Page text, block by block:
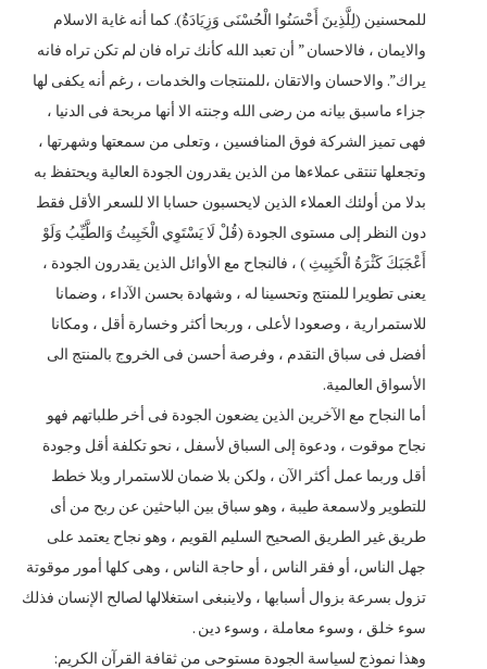
للمحسنين (لِلَّذِينَ أَحْسَنُوا الْحُسْنَى وَزِيَادَةٌ). كما أنه غاية الاسلام
والايمان ، فالاحسان ” أن تعبد الله كأنك تراه فان لم تكن تراه فانه
يراك”. والاحسان والاتقان ،للمنتجات والخدمات ، رغم أنه يكفى لها
جزاء ماسبق بيانه من رضى الله وجنته الا أنها مربحة فى الدنيا ،
فهى تميز الشركة فوق المنافسين ، وتعلى من سمعتها وشهرتها ،
وتجعلها تنتقى عملاءها من الذين يقدرون الجودة العالية ويحتفظ به
بدلا من أولئك العملاء الذين لايحسبون حسابا الا للسعر الأقل فقط
دون النظر إلى مستوى الجودة (قُلْ لَا يَسْتَوِي الْخَبِيثُ وَالطَّيِّبُ وَلَوْ
أَعْجَبَكَ كَثْرَةُ الْخَبِيثِ ) ، فالنجاح مع الأوائل الذين يقدرون الجودة ،
يعنى تطويرا للمنتج وتحسينا له ، وشهادة بحسن الآداء ، وضمانا
للاستمرارية ، وصعودا لأعلى ، وربحا أكثر وخسارة أقل ، ومكانا
أفضل فى سباق التقدم ، وفرصة أحسن فى الخروج بالمنتج الى
الأسواق العالمية.
أما النجاح مع الآخرين الذين يضعون الجودة فى أخر طلباتهم فهو
نجاح موقوت ، ودعوة إلى السباق لأسفل ، نحو تكلفة أقل وجودة
أقل وربما عمل أكثر الآن ، ولكن بلا ضمان للاستمرار وبلا خطط
للتطوير ولاسمعة طيبة ، وهو سباق بين الباحثين عن ربح من أى
طريق غير الطريق الصحيح السليم القويم ، وهو نجاح يعتمد على
جهل الناس، أو فقر الناس ، أو حاجة الناس ، وهى كلها أمور موقوتة
تزول بسرعة بزوال أسبابها ، ولاينبغى استغلالها لصالح الإنسان فذلك
سوء خلق ، وسوء معاملة ، وسوء دين .
وهذا نموذج لسياسة الجودة مستوحى من ثقافة القرآن الكريم: